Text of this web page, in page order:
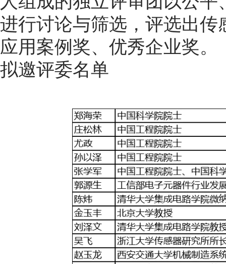
进行讨论与筛选，评选出
应用案例奖、优秀企业奖。
拟邀评委名单